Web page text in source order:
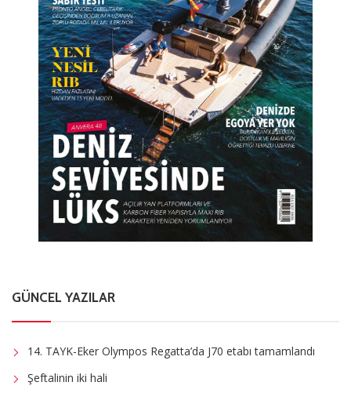
GÜNCEL YAZILAR
14. TAYK-Eker Olympos Regatta’da J70 etabı tamamlandı
Şeftalinin iki hali